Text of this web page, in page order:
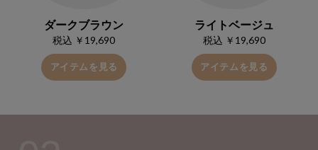
ダークブラウン
税込 ￥19,690
アイテムを見る
ライトベージュ
税込 ￥19,690
アイテムを見る